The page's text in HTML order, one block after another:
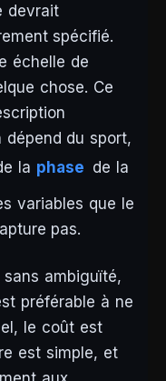
devrait
spécifié.
échelle de
chose. Ce
dépend du sport,
la phase de la
variables que le
pas.
ambiguïté,
préférable à ne
le coût est
est simple, et